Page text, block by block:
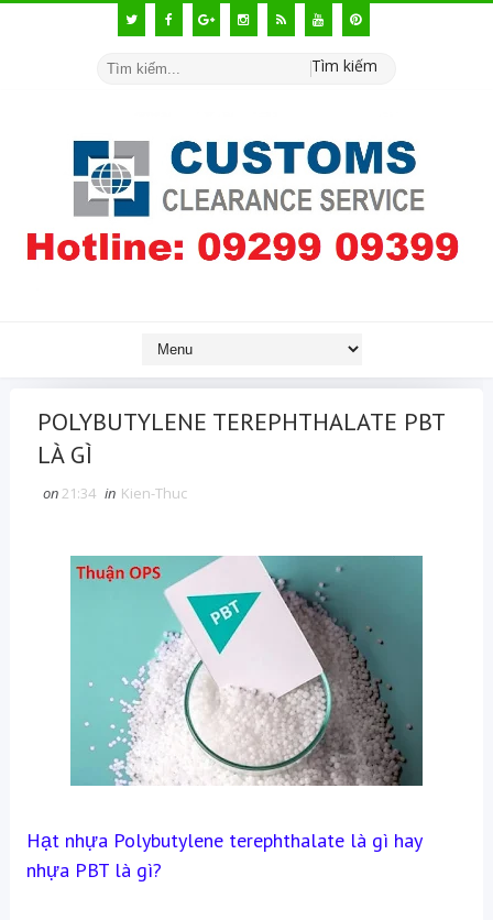
Tìm kiếm
POLYBUTYLENE TEREPHTHALATE PBT
LÀ GÌ
on21:34 in Kien-Thuc
Hạt nhựa Polybutylene terephthalate là gì hay
nhựa PBT là gì?